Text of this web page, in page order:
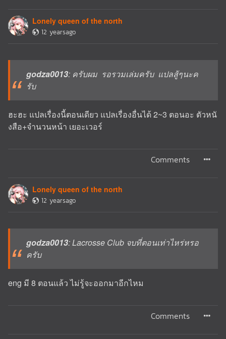
Lonely queen of the north
12 yearsago
godza0013: ครับผม รอรวมเล่มครับ แปลสู้ๆนะค
รับ
ฮะฮะ แปลเรื่องนี้ตอนเดียว แปลเรื่องอื่นได้ 2~3 ตอนอะ ตัวหนั
งสือ+จำนวนหน้า เยอะเวอร์
Comments
Lonely queen of the north
12 yearsago
godza0013: Lacrosse Club จบที่ตอนเท่าไหร่หรอ
ครับ
eng มี 8 ตอนแล้ว ไม่รู้จะออกมาอีกไหม
Comments